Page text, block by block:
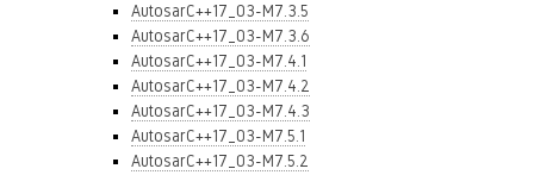
AutosarC++17_03-M7.3.5
AutosarC++17_03-M7.3.6
AutosarC++17_03-M7.4.1
AutosarC++17_03-M7.4.2
AutosarC++17_03-M7.4.3
AutosarC++17_03-M7.5.1
AutosarC++17_03-M7.5.2